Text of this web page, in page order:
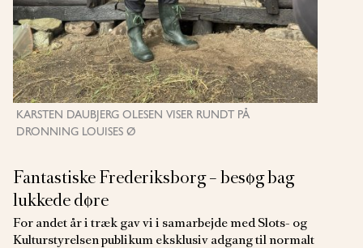
KARSTEN DAUBJERG OLESEN VISER RUNDT PÅ
DRONNING LOUISES Ø
Fantastiske Frederiksborg – besøg bag
lukkede døre
For andet år i træk gav vi i samarbejde med Slots- og
Kulturstyrelsen publikum eksklusiv adgang til normalt